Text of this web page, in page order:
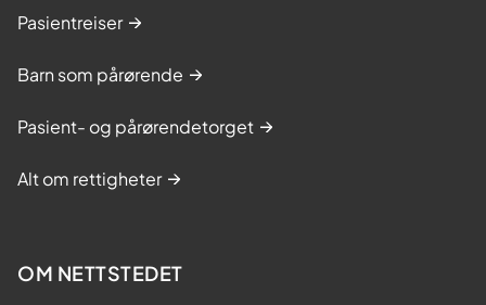
Pasientreiser
Barn som pårørende
Pasient- og pårørendetorget
Alt om rettigheter
OM NETTSTEDET